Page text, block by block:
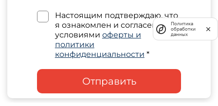
Настоящим подтверждаю, что
я ознакомлен и согласен с
условиями оферты и
политики
конфиденциальности *
Отправить
Политика
обработки
данных